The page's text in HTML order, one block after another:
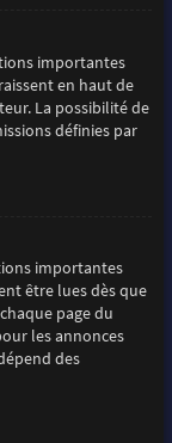
importantes
en haut de
La possibilité de
définies par
importantes
être lues dès que
page du
les annonces
des